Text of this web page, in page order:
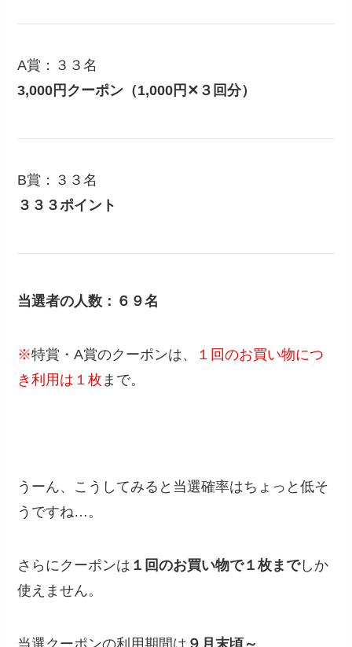
A賞：３３名
3,000円クーポン（1,000円✕３回分）
B賞：３３名
３３３ポイント
当選者の人数：６９名
※特賞・A賞のクーポンは、
１回のお買い物につ
き利用は１枚 まで。
うーん、こうしてみると当選確率はちょっと低そ
うですね…。
さらにクーポンは １回のお買い物で１枚までしか
使えません。
当選クーポンの利用期間は ９月末頃～